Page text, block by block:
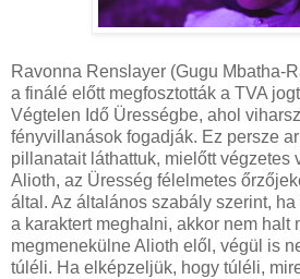
Ravonna Renslayer (Gugu Mbatha-
a finálé előtt megfosztották a TVA
Végtelen Idő Ürességbe, ahol
fényvillanások fogadják. Ez persze
pillanatait láthattuk, mielőtt végzetes
Alioth, az Üresség félelmetes
által. Az általános szabály szerint,
a karaktert meghalni, akkor nem halt
megmenekülne Alioth elől, végül is
túléli. Ha elképzeljük, hogy túléli,